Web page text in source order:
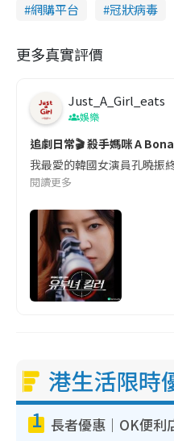
網購平台
冠狀病毒
更多真實評價
Just_A_Girl_eats
娛樂
追劇日常🎬 殺手媽咪 A
我最愛的韓國女演員孔曉振
閱讀更多
港生活限時
1